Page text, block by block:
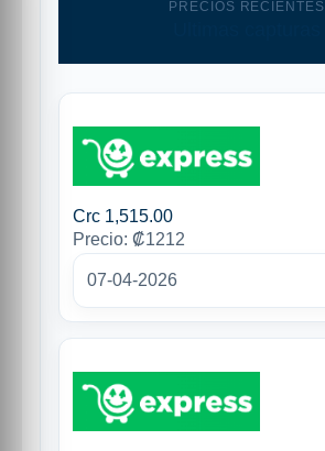
PRECIOS RECIENTES
Crc 1,515.00
Precio: ₡1212
07-04-2026